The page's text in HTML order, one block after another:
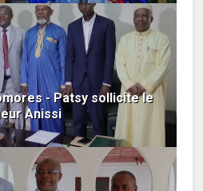
- Patsy sollicite le
Anissi